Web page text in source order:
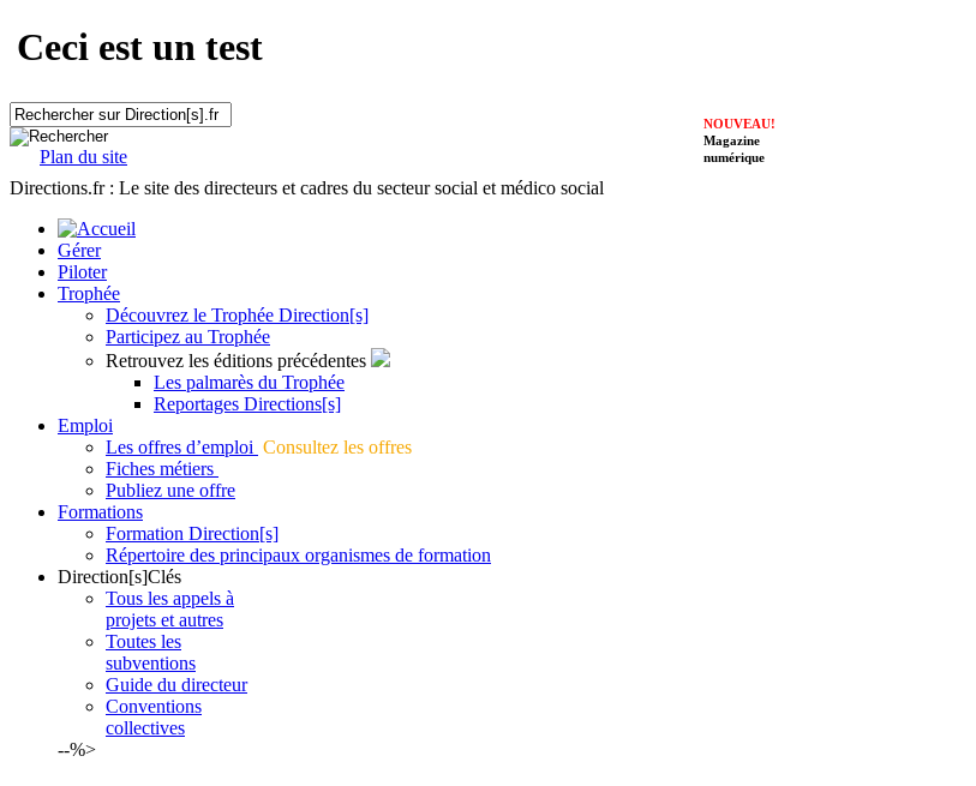
Ceci est un test
Plan du site
NOUVEAU!
Magazine
numérique
Directions.fr : Le site des directeurs et cadres du secteur social et médico social
Gérer
Piloter
Trophée
Découvrez le Trophée Direction[s]
Participez au Trophée
Retrouvez les éditions précédentes
Les palmarès du Trophée
Reportages Directions[s]
Emploi
Les offres d’emploi Consultez les offres
Fiches métiers
Publiez une offre
Formations
Formation Direction[s]
Répertoire des principaux organismes de formation
Direction[s]Clés
Tous les appels à
projets et autres
Toutes les
subventions
Guide du directeur
Conventions
collectives
--%>